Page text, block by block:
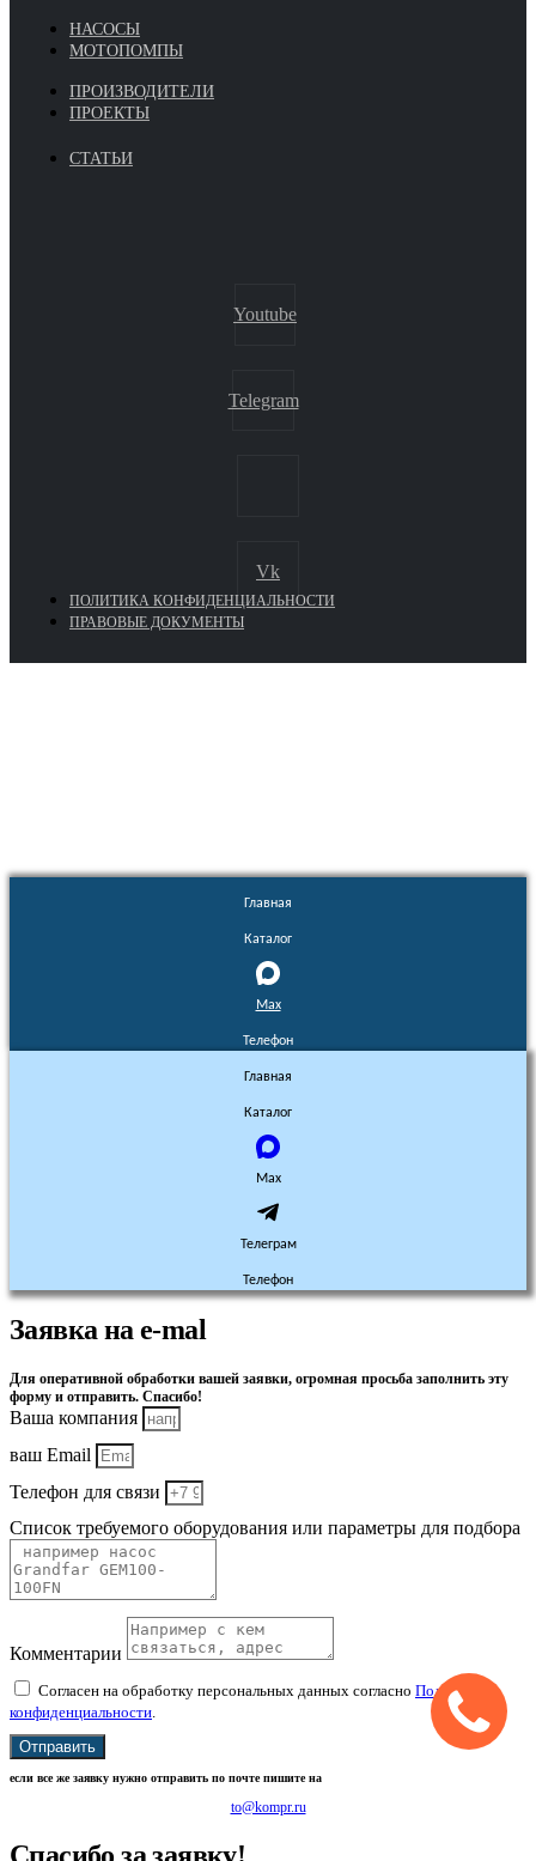
НАСОСЫ
МОТОПОМПЫ
ПРОИЗВОДИТЕЛИ
ПРОЕКТЫ
СТАТЬИ
Youtube
Telegram
Vk
ПОЛИТИКА КОНФИДЕНЦИАЛЬНОСТИ
ПРАВОВЫЕ ДОКУМЕНТЫ
Главная
Каталог
Max
Телефон
Главная
Каталог
Max
Телеграм
Телефон
Заявка на e-mal
Для оперативной обработки вашей заявки, огромная просьба заполнить эту
форму и отправить. Спасибо!
Ваша компания
ваш Email
Телефон для связи
Список требуемого оборудования или параметры для подбора
Комментарии
Согласен на обработку персональных данных согласно Политике
конфиденциальности
Отправить
если все же заявку нужно отправить по почте пишите на
to@kompr.ru